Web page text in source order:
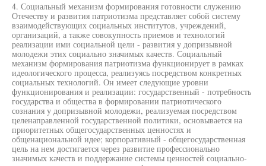
4. Социальный механизм формирования готовности служению
Отечеству и развития патриотизма представляет собой систему
взаимодействующих социальных институтов, учреждений,
организаций, а также совокупность приемов и технологий
реализации ими социальной цели - развития у допризывной
молодежи этих социально значимых качеств. Социальный
механизм формирования патриотизма функционирует в рамках
идеологического процесса, реализуясь посредством конкретных
социальных технологий. Он имеет следующие уровни
функционирования и реализации: государственный - потребность
государства и общества в формировании патриотического
сознания у допризывной молодежи, реализуемая посредством
целенаправленной государственной политики, основывается на
приоритетных общегосударственных ценностях и
общенациональной идее; корпоративный - общегосударственная
цель на нем достигается через развитие профессионально
значимых качеств и поддержание системы ценностей социально-